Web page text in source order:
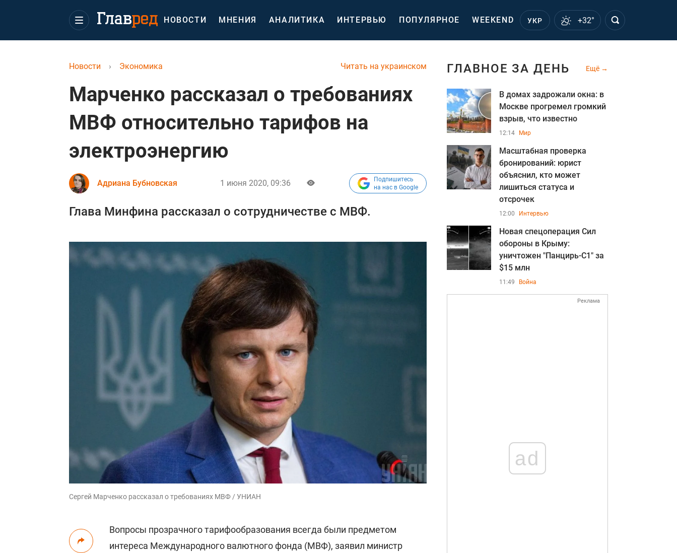
НОВОСТИ МНЕНИЯ АНАЛИТИКА ИНТЕРВЬЮ ПОПУЛЯРНОЕ WEEKEND УКР +32°
Читать на украинском
Новости › Экономика
Марченко рассказал о требованиях
МВФ относительно тарифов на
электроэнергию
Адриана Бубновская 1 июня 2020, 09:36
Подпишитесь
на нас в Google
Глава Минфина рассказал о сотрудничестве с МВФ.
Сергей Марченко рассказал о требованиях МВФ / УНИАН
Вопросы прозрачного тарифообразования всегда были предметом
интереса Международного валютного фонда (МВФ), заявил министр
ГЛАВНОЕ ЗА ДЕНЬ Ещё
В домах задрожали окна: в
Москве прогремел громкий
взрыв, что известно
12:14 Мир
Масштабная проверка
бронирований: юрист
объяснил, кто может
лишиться статуса и
отсрочек
12:00 Интервью
Новая спецоперация Сил
обороны в Крыму:
уничтожен "Панцирь-С1" за
$15 млн
11:49 Война
Реклама
ad